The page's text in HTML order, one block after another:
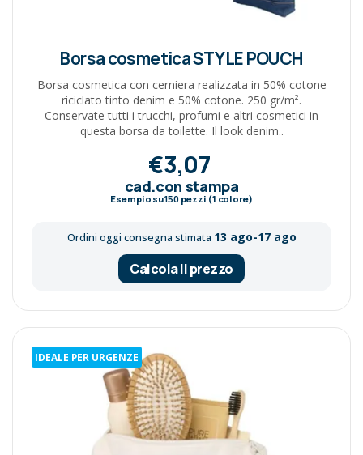
Borsa cosmetica STYLE POUCH
Borsa cosmetica con cerniera realizzata in 50% cotone
riciclato tinto denim e 50% cotone. 250 gr/m².
Conservate tutti i trucchi, profumi e altri cosmetici in
questa borsa da toilette. Il look denim..
€3,07
cad.con stampa
Esempio su150pezzi (1 colore)
Ordini oggi consegna stimata 13 ago-17 ago
Calcola il prezzo
IDEALE PER URGENZE